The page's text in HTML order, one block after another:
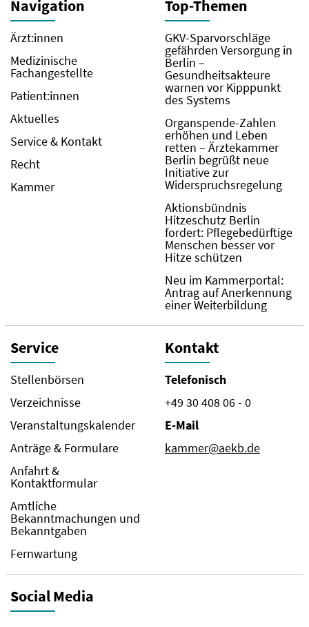
Navigation
Ärzt:innen
Medizinische
Fachangestellte
Patient:innen
Aktuelles
Service & Kontakt
Recht
Kammer
Top-Themen
GKV-Sparvorschläge
gefährden Versorgung in
Berlin –
Gesundheitsakteure
warnen vor Kipppunkt
des Systems
Organspende-Zahlen
erhöhen und Leben
retten – Ärztekammer
Berlin begrüßt neue
Initiative zur
Widerspruchsregelung
Aktionsbündnis
Hitzeschutz Berlin
fordert: Pflegebedürftige
Menschen besser vor
Hitze schützen
Neu im Kammerportal:
Antrag auf Anerkennung
einer Weiterbildung
Service
Stellenbörsen
Verzeichnisse
Veranstaltungskalender
Anträge & Formulare
Anfahrt &
Kontaktformular
Amtliche
Bekanntmachungen und
Bekanntgaben
Fernwartung
Kontakt
Telefonisch
+49 30 408 06 - 0
E-Mail
kammer@aekb.de
Social Media